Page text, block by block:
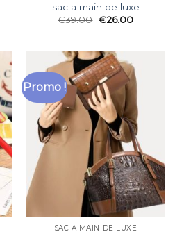
sac a main de luxe
€39.00 €26.00
Promo !
SAC A MAIN DE LUXE